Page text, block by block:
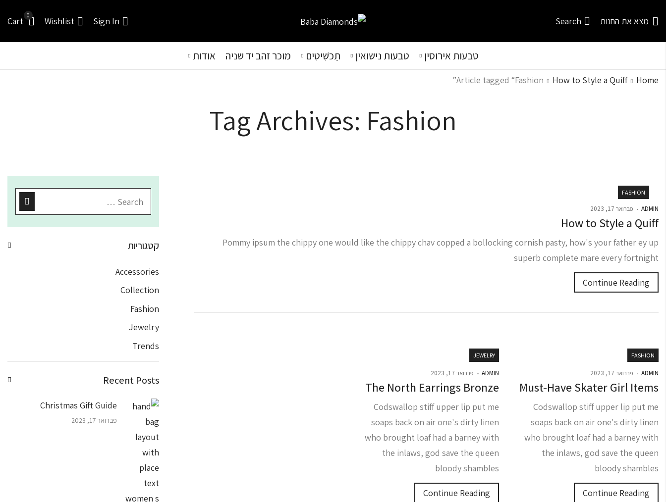
מצא את החנות Search
Sign In
Wishlist
0
Cart
טבעות אירוסין טבעות נישואין תַכשִׁיטִים מוכר זהב יד שניה אודות
Tag Archives: Fashion
Home
How to Style a Quiff
Article tagged “Fashion”
FASHION
ADMIN פברואר 17, 2023
How to Style a Quiff
Pommy ipsum the chippy one would like the chippy chav copped a bollocking cornish pasty, how's your father ey up
superb complete mare every fortnight
Continue Reading
FASHION
ADMIN פברואר 17, 2023
Must-Have Skater Girl Items
Codswallop stiff upper lip put me
soaps back on air one's dirty linen
who brought loaf had a barney with
the inlaws, god save the queen
bloody shambles
Continue Reading
JEWELRY
ADMIN פברואר 17, 2023
The North Earrings Bronze
Codswallop stiff upper lip put me
soaps back on air one's dirty linen
who brought loaf had a barney with
the inlaws, god save the queen
bloody shambles
Continue Reading
קטגוריות
Accessories
Collection
Fashion
Jewelry
Trends
Recent Posts
Christmas Gift Guide
פברואר 17, 2023